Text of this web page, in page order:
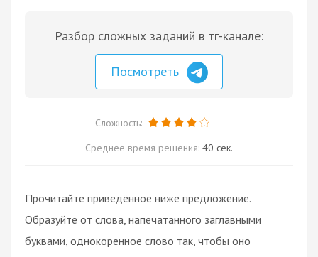
Разбор сложных заданий в тг-канале:
Посмотреть
Сложность:
Среднее время решения: 40 сек.
Прочитайте приведённое ниже предложение.
Образуйте от слова, напечатанного заглавными
буквами, однокоренное слово так, чтобы оно